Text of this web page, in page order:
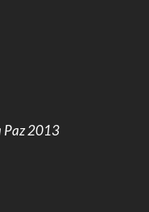
Paz 2013